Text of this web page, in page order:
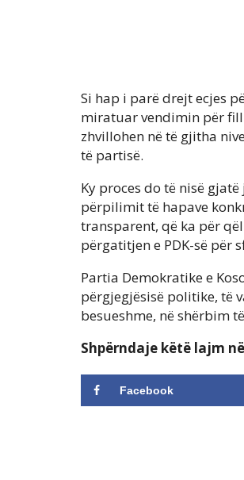
Si hap i parë drejt ecjes
miratuar vendimin për
zhvillohen në të gjitha
të partisë.
Ky proces do të nisë
përpilimit të hapave
transparent, që ka për
përgatitjen e PDK-së për
Partia Demokratike e
përgjegjësisë politike, të
besueshme, në shërbim
Shpërndaje këtë lajm
Facebook